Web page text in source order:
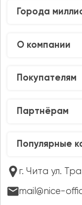
Города
О компании
Покупателям
Партнёрам
Популярные
г. Чита ул.
mail@nice-